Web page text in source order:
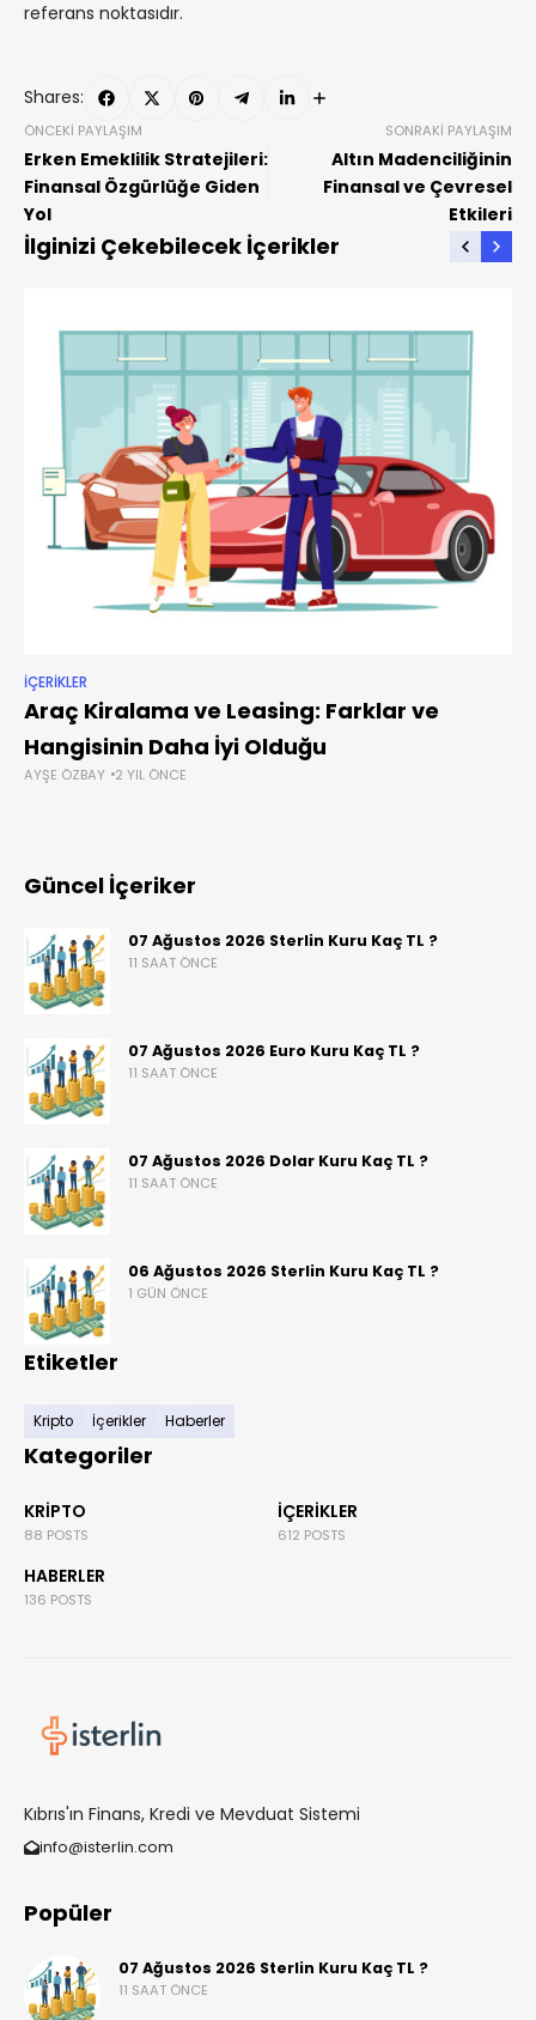
referans noktasıdır.
Shares:
ÖNCEKI PAYLAŞIM
Erken Emeklilik Stratejileri:
Finansal Özgürlüğe Giden
Yol
SONRAKI PAYLAŞIM
Altın Madenciliğinin
Finansal ve Çevresel
Etkileri
İlginizi Çekebilecek İçerikler
İÇERIKLER
Araç Kiralama ve Leasing: Farklar ve
Hangisinin Daha İyi Olduğu
AYŞE ÖZBAY 2 YIL ÖNCE
Güncel İçeriker
07 Ağustos 2026 Sterlin Kuru Kaç TL ?
11 SAAT ÖNCE
07 Ağustos 2026 Euro Kuru Kaç TL ?
11 SAAT ÖNCE
07 Ağustos 2026 Dolar Kuru Kaç TL ?
11 SAAT ÖNCE
06 Ağustos 2026 Sterlin Kuru Kaç TL ?
1 GÜN ÖNCE
Etiketler
Kripto İçerikler Haberler
Kategoriler
KRIPTO
88 POSTS
İÇERIKLER
612 POSTS
HABERLER
136 POSTS
Kıbrıs'ın Finans, Kredi ve Mevduat Sistemi
info@isterlin.com
Popüler
07 Ağustos 2026 Sterlin Kuru Kaç TL ?
11 SAAT ÖNCE